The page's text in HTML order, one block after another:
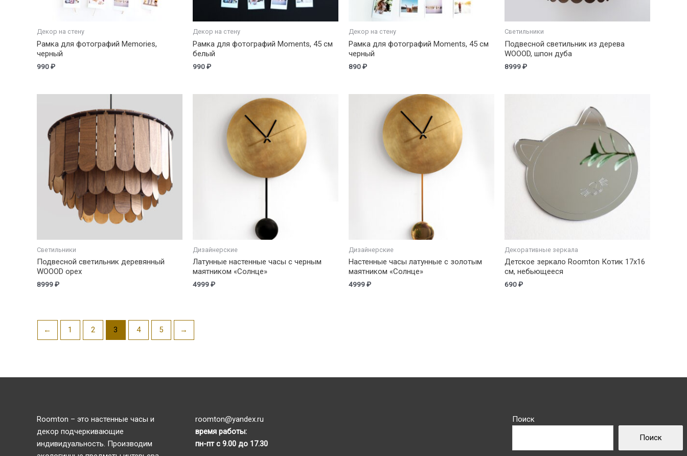
Декор на стену
Рамка для фотографий Memories,
черный
990₽
Декор на стену
Рамка для фотографий Moments, 45 см
белый
990₽
Декор на стену
Рамка для фотографий Moments, 45 см
черный
890₽
Светильники
Подвесной светильник из дерева
WOOOD, шпон дуба
8999₽
Светильники
Подвесной светильник деревянный
WOOOD орех
8999₽
Дизайнерские
Латунные настенные часы с черным
маятником «Солнце»
4999₽
Дизайнерские
Настенные часы латунные с золотым
маятником «Солнце»
4999₽
Декоративные зеркала
Детское зеркало Roomton Котик 17х16
см, небьющееся
690₽
← 1 2 3 4 5 →
Roomton – это настенные часы и
декор подчеркивающие
индивидуальность. Производим
roomton@yandex.ru
время работы:
пн-пт с 9.00 до 17.30
Поиск
Поиск